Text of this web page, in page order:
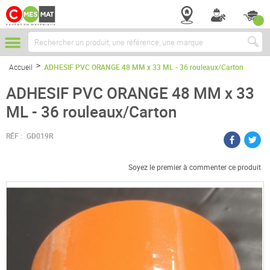
Chercher
Accueil ADHESIF PVC ORANGE 48 MM x 33 ML - 36 rouleaux/Carton
ADHESIF PVC ORANGE 48 MM x 33
ML - 36 rouleaux/Carton
RÉF : GD019R
Soyez le premier à commenter ce produit
Passer
à